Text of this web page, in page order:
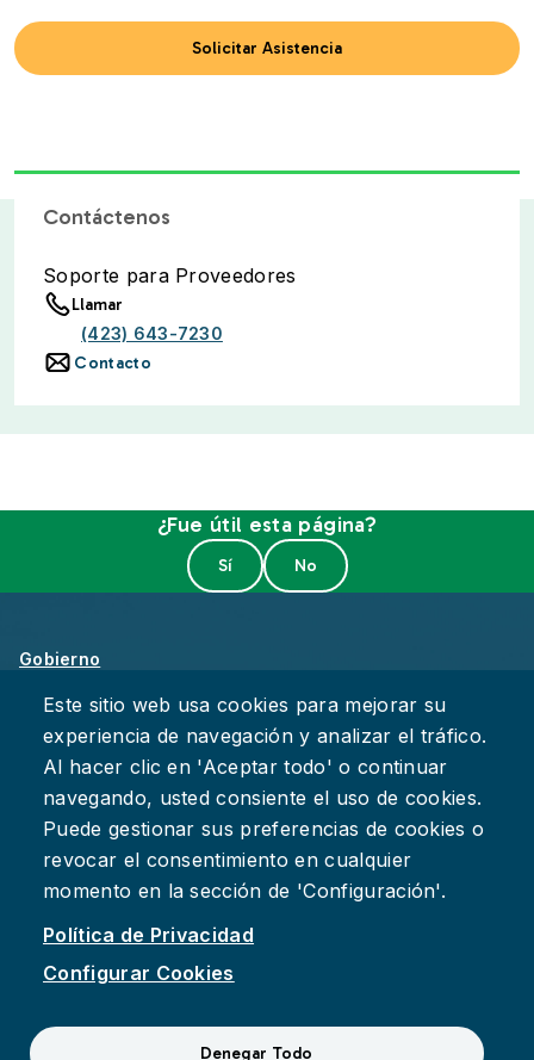
Solicitar Asistencia
Contáctenos
Soporte para Proveedores
Llamar
(423) 643-7230
Contacto
¿Fue útil esta página?
Gobierno
Sobre Chattanooga
Empleos
Política de Privacidad
Accesibilidad
Deje su Comentario
Este sitio web usa cookies para mejorar su
experiencia de navegación y analizar el tráfico.
Al hacer clic en 'Aceptar todo' o continuar
navegando, usted consiente el uso de cookies.
Puede gestionar sus preferencias de cookies o
revocar el consentimiento en cualquier
momento en la sección de 'Configuración'.
Política de Privacidad
Configurar Cookies
Denegar Todo
InstagramYouTube
Suspect fraud, waste, or abuse?Report it to the Office of
Internal Audit